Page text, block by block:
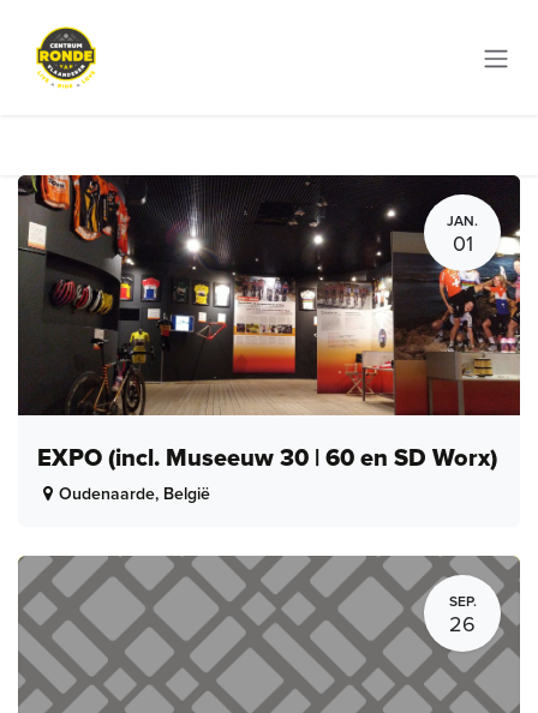
JAN.
01
EXPO (incl. Museeuw 30 | 60 en SD Worx)
Oudenaarde, België
SEP.
26